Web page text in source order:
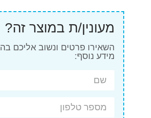
מעונין/ת במוצר זה?
השאירו פרטים ונשוב אליכם
מידע נוסף: